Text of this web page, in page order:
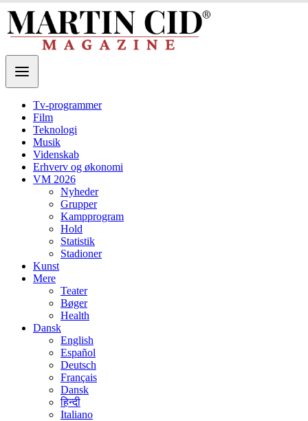
Tv-programmer
Film
Teknologi
Musik
Videnskab
Erhverv og økonomi
VM 2026
Nyheder
Grupper
Kampprogram
Hold
Statistik
Stadioner
Kunst
Mere
Teater
Bøger
Health
Dansk
English
Español
Deutsch
Français
Dansk
हिन्दी
Italiano